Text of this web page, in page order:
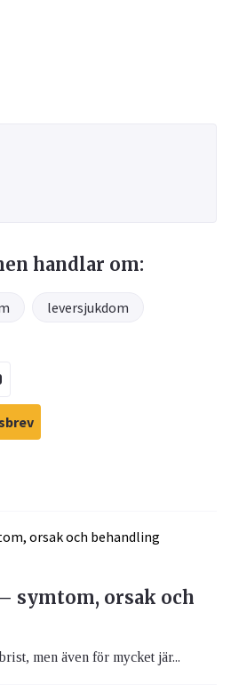
handlar om:
leversjukdom
symtom, orsak och
men även för mycket jär...